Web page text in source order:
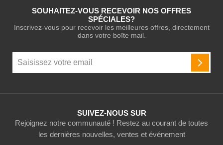
SUIVEZ-NOUS SUR
Rejoignez notre communauté ! Restez au courant de toutes
les dernières nouvelles, ventes et événement
SOUHAITEZ-VOUS RECEVOIR NOS OFFRES
SPÉCIALES?
Inscrivez-vous pour recevoir les meilleures offres, directement
dans votre boîte mail.
notre